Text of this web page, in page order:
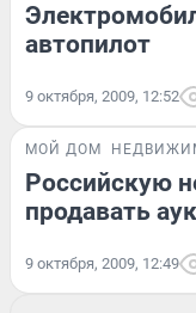
автопилот
9 октября, 2009, 12:52
МОЙ ДОМ
Российскую
продавать
9 октября, 2009, 12:49